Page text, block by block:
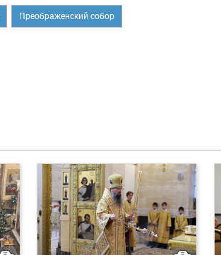
Преображенский собор